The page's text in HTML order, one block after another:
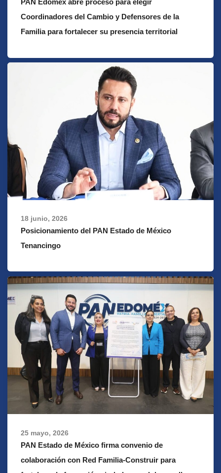
PAN Edomex abre proceso para elegir
Coordinadores del Cambio y Defensores de la
Familia para fortalecer su presencia territorial
18 junio, 2026
Posicionamiento del PAN Estado de México
Tenancingo
25 mayo, 2026
PAN Estado de México firma convenio de
colaboración con Red Familia-Construir para